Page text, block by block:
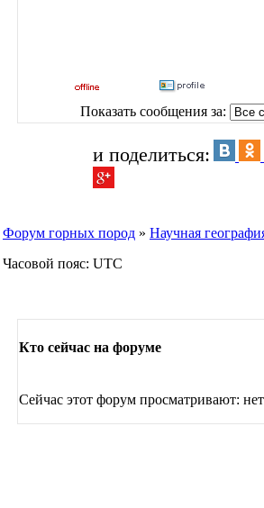
Показать сообщения за:
и поделиться:
Форум горных пород » Научная
Часовой пояс: UTC
Кто сейчас на форуме
Сейчас этот форум просматривают: